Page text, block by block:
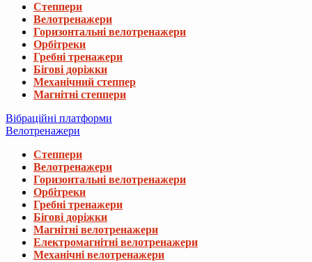
Степпери
Велотренажери
Горизонтальні велотренажери
Орбітреки
Гребні тренажери
Бігові доріжки
Механічний степпер
Магнітні степпери
Вібраційні платформи
Велотренажери
Степпери
Велотренажери
Горизонтальні велотренажери
Орбітреки
Гребні тренажери
Бігові доріжки
Магнітні велотренажери
Електромагнітні велотренажери
Механічні велотренажери